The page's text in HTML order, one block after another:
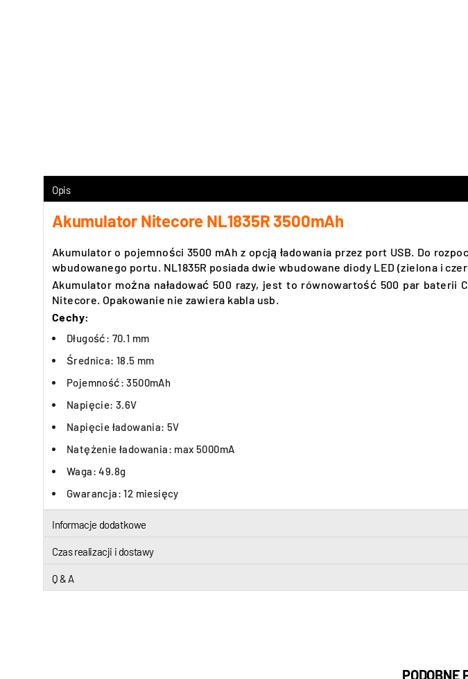
Opis
Akumulator Nitecore NL1835R 3500mAh
Akumulator o pojemności 3500 mAh z opcją ładowania przez port USB. Do
wbudowanego portu. NL1835R posiada dwie wbudowane diody LED (zielona i
Akumulator można naładować 500 razy, jest to równowartość 500 par baterii
Nitecore. Opakowanie nie zawiera kabla usb.
Cechy:
Długość: 70.1 mm
Średnica: 18.5 mm
Pojemność: 3500mAh
Napięcie: 3.6V
Napięcie ładowania: 5V
Natężenie ładowania: max 5000mA
Waga: 49.8g
Gwarancja: 12 miesięcy
Informacje dodatkowe
Czas realizacji i dostawy
Q & A
PODOBNE